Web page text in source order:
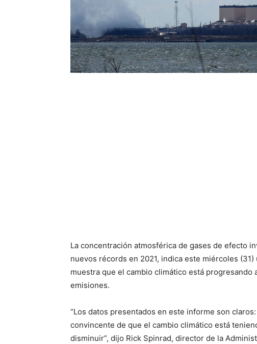
La concentración atmosférica de gases de efecto
nuevos récords en 2021, indica este miércoles
muestra que el cambio climático está progresando
emisiones.
“Los datos presentados en este informe son
convincente de que el cambio climático está
disminuir”, dijo Rick Spinrad, director de la